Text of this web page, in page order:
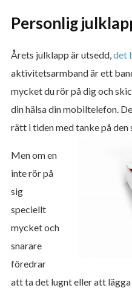
Personlig
Årets julklapp är utsedd,det
aktivitetsarmband är ett
mycket du rör på dig och
din hälsa din mobiltelefon.
rätt i tiden med tanke på den
Men om en
inte rör på
sig
speciellt
mycket och
snarare
föredrar
att ta det lugnt eller att